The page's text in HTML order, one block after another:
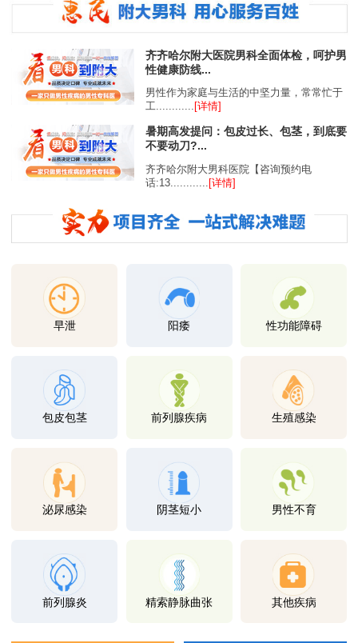
齐齐哈尔附大医院男科全面体检，呵护男
性健康防线...
男性作为家庭与生活的中坚力量，常常忙于
工............ [详情]
暑期高发提问：包皮过长、包茎，到底要
不要动刀?...
齐齐哈尔附大男科医院【咨询预约电
话:13............
[详情]
早泄 阳痿 性功能障碍
包皮包茎 前列腺疾病 生殖感染
泌尿感染 阴茎短小 男性不育
前列腺炎 精索静脉曲张 其他疾病